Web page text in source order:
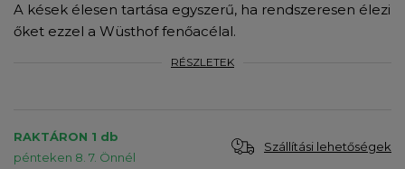
A kések élesen tartása egyszerű, ha rendszeresen élezi
őket ezzel a Wüsthof fenőacélal.
RÉSZLETEK
RAKTÁRON 1 db
pénteken 8. 7. Önnél
Szállítási lehetőségek